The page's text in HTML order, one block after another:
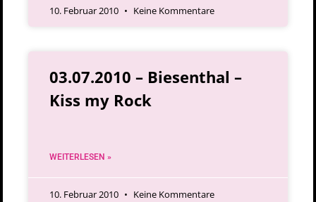
10. Februar 2010 Keine Kommentare
03.07.2010 – Biesenthal –
Kiss my Rock
WEITERLESEN »
10. Februar 2010 Keine Kommentare